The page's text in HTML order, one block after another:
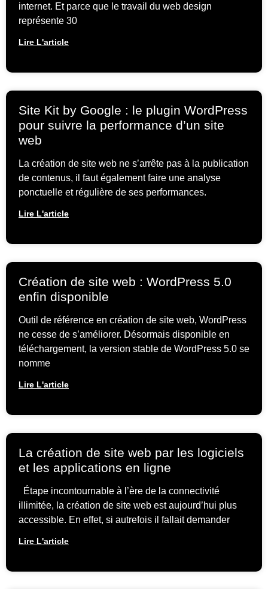
internet. Et parce que le travail du web design
représente 30
Lire L'article
Site Kit by Google : le plugin WordPress
pour suivre la performance d’un site
web
La création de site web ne s’arrête pas à la publication
de contenus, il faut également faire une analyse
ponctuelle et régulière de ses performances.
Lire L'article
Création de site web : WordPress 5.0
enfin disponible
Outil de référence en création de site web, WordPress
ne cesse de s’améliorer. Désormais disponible en
téléchargement, la version stable de WordPress 5.0 se
nomme
Lire L'article
La création de site web par les logiciels
et les applications en ligne
Étape incontournable à l’ère de la connectivité
illimitée, la création de site web est aujourd’hui plus
accessible. En effet, si autrefois il fallait demander
Lire L'article